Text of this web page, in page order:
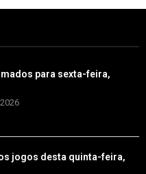
para sexta-feira,
jogos desta quinta-feira,